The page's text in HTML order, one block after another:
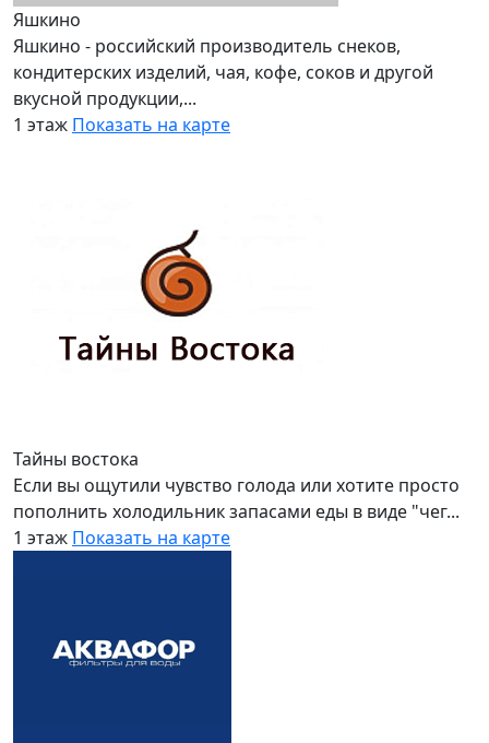
Яшкино
Яшкино - российский производитель снеков,
кондитерских изделий, чая, кофе, соков и другой
вкусной продукции,...
1 этаж Показать на карте
Тайны востока
Если вы ощутили чувство голода или хотите просто
пополнить холодильник запасами еды в виде "чег...
1 этаж Показать на карте